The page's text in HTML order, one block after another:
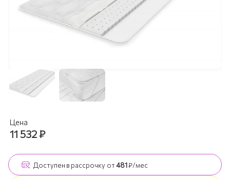
Цена
11 532₽
Доступен в рассрочку от481₽/мес